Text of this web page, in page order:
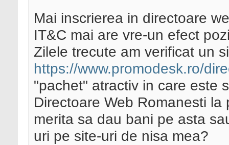
Mai inscrierea in directoare
IT&C mai are vre-un efect
Zilele trecute am verificat un
https://www.promodesk.ro/
"pachet" atractiv in care este
Directoare Web Romanesti
merita sa dau bani pe asta
uri pe site-uri de nisa mea?